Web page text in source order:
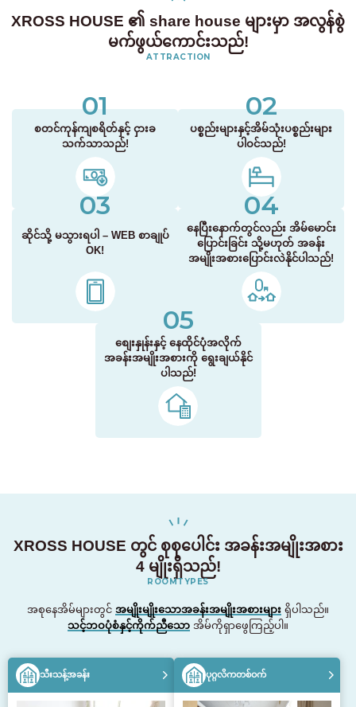
XROSS HOUSE ၏ share house များမှာ အလွန်စွဲ
မက်ဖွယ်ကောင်းသည်!
ATTRACTION
01
စတင်ကုန်ကျစရိတ်နှင့် ငှားခ
သက်သာသည်!
02
ပစ္စည်းများနှင့်အိမ်သုံးပစ္စည်းများ
ပါဝင်သည်!
03
ဆိုင်သို့ မသွားရပါ – WEB စာချုပ်
OK!
04
နေပြီးနောက်တွင်လည်း အိမ်မောင်း
ပြောင်းခြင်း သို့မဟုတ် အခန်း
အမျိုးအစားပြောင်းလဲနိုင်ပါသည်!
05
စျေးနှုန်းနှင့် နေထိုင်ပုံအလိုက်
အခန်းအမျိုးအစားကို ရွေးချယ်နိုင်
ပါသည်!
XROSS HOUSE တွင် စုစုပေါင်း အခန်းအမျိုးအစား
4 မျိုးရှိသည်!
ROOMTYPES
အစုနေအိမ်များတွင် အမျိုးမျိုးသောအခန်းအမျိုးအစားများ ရှိပါသည်။
သင့်ဘဝပုံစံနှင့်ကိုက်ညီသော အိမ်ကိုရှာဖွေကြည့်ပါ။
သီးသန့်အခန်း ပုဂ္ဂလိကတစ်ဝက်